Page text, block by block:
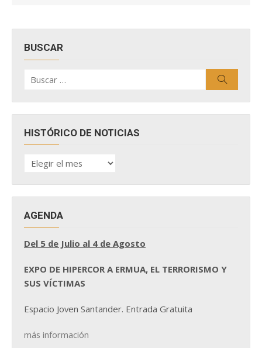
BUSCAR
por:
HISTÓRICO DE NOTICIAS
HISTÓRICO
DE
AGENDA
Del 5 de Julio al 4 de Agosto
EXPO DE HIPERCOR A ERMUA, EL TERRORISMO Y
SUS VÍCTIMAS
Espacio Joven Santander. Entrada Gratuita
más información